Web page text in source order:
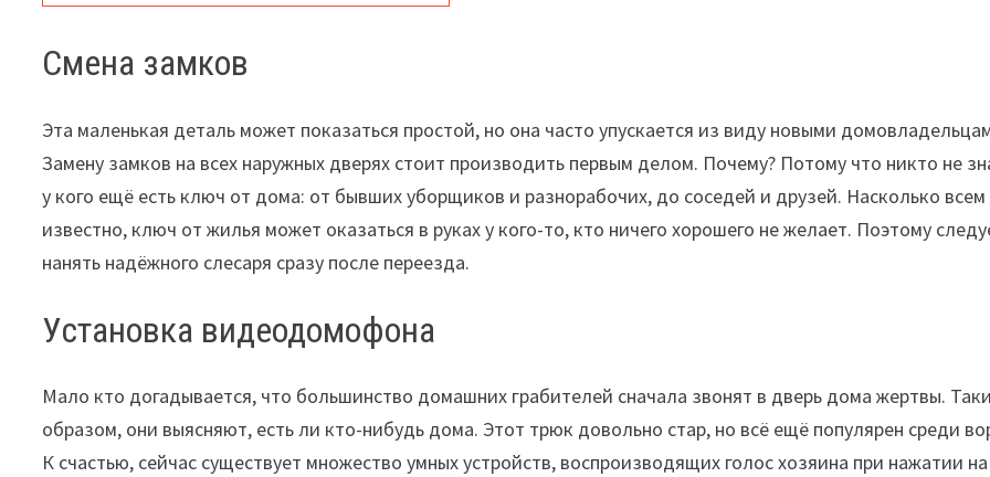
Смена замков
Эта маленькая деталь может показаться простой, но она часто упускается из виду новыми
Замену замков на всех наружных дверях стоит производить первым делом. Почему? Потому что никто не
у кого ещё есть ключ от дома: от бывших уборщиков и разнорабочих, до соседей и друзей. Насколько всем
известно, ключ от жилья может оказаться в руках у кого-то, кто ничего хорошего не желает. Поэтому
нанять надёжного слесаря сразу после переезда.
Установка видеодомофона
Мало кто догадывается, что большинство домашних грабителей сначала звонят в дверь дома жертвы.
образом, они выясняют, есть ли кто-нибудь дома. Этот трюк довольно стар, но всё ещё популярен среди
К счастью, сейчас существует множество умных устройств, воспроизводящих голос хозяина при нажатии на